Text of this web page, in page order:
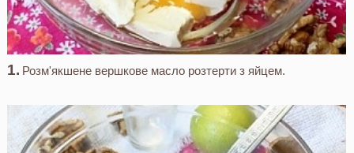
Розм'якшене вершкове масло розтерти з яйцем.